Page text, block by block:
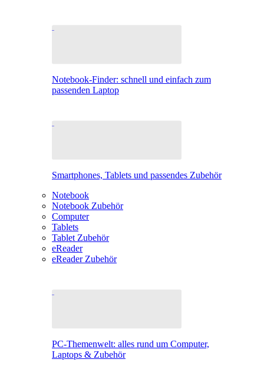
Notebook-Finder: schnell und einfach zum
passenden Laptop
Smartphones, Tablets und passendes Zubehör
Notebook
Notebook Zubehör
Computer
Tablets
Tablet Zubehör
eReader
eReader Zubehör
PC-Themenwelt: alles rund um Computer,
Laptops & Zubehör